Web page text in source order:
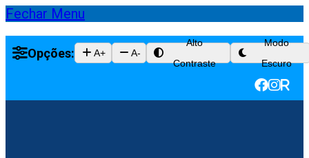
Fechar Menu
Opções: A+ A-
Alto
Contraste
Modo
Escuro